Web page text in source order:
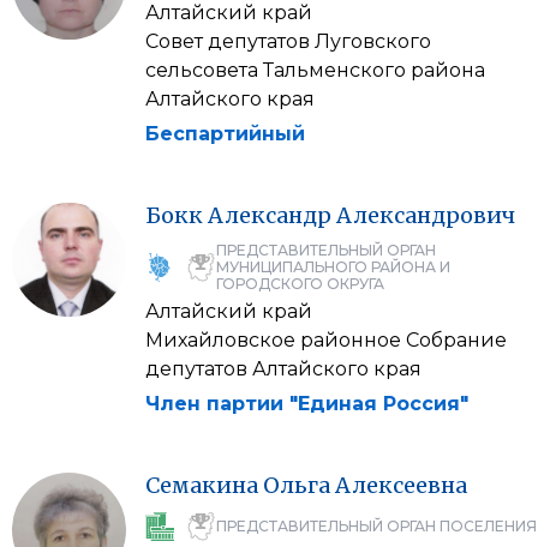
Алтайский край
Совет депутатов Луговского
сельсовета Тальменского района
Алтайского края
Беспартийный
БоккАлександр Александрович
ПРЕДСТАВИТЕЛЬНЫЙ ОРГАН
МУНИЦИПАЛЬНОГО РАЙОНА И
ГОРОДСКОГО ОКРУГА
Алтайский край
Михайловское районное Собрание
депутатов Алтайского края
Член партии "Единая Россия"
Семакина ОльгаАлексеевна
ПРЕДСТАВИТЕЛЬНЫЙ ОРГАН ПОСЕЛЕНИЯ